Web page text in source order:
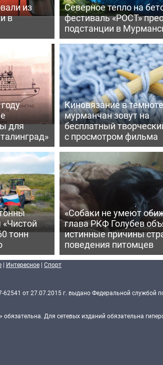
из
в
Северное тепло на
фестиваль «РОСТ»
подстанции в
для
Киновязание в
мурманчан зовут на
бесплатный
с просмотром фильма
тонн
«Собаки не умеют
глава РКФ Голубев
истинные причины
поведения питомцев
| Интересное | Спорт
от 27.07.2015 г. выдано Федеральной службой
Для сетевых изданий обязательна